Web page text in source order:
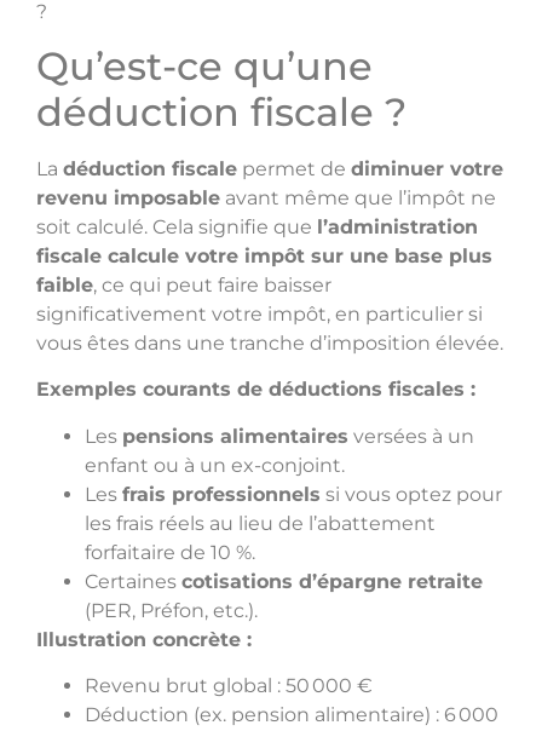
?
Qu’est-ce qu’une
déduction fiscale ?
La déduction fiscale permet de diminuer votre
revenu imposable avant même que l’impôt ne
soit calculé. Cela signifie que l’administration
fiscale calcule votre impôt sur une base plus
faible, ce qui peut faire baisser
significativement votre impôt, en particulier si
vous êtes dans une tranche d’imposition élevée.
Exemples courants de déductions fiscales :
Les pensions alimentaires versées à un
enfant ou à un ex-conjoint.
Les frais professionnels si vous optez pour
les frais réels au lieu de l’abattement
forfaitaire de 10 %.
Certaines cotisations d’épargne retraite
(PER, Préfon, etc.).
Illustration concrète :
Revenu brut global : 50 000 €
Déduction (ex. pension alimentaire) : 6 000